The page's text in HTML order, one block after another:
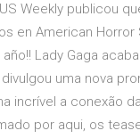
Weekly publicou
en American
Lady Gaga
uma nova
incrível a conexão
por aqui, os